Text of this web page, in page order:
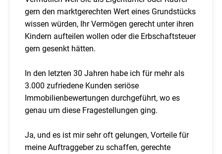
gern den marktgerechten Wert eines Grundstücks
wissen würden, Ihr Vermögen gerecht unter ihren
Kindern aufteilen wollen oder die Erbschaftsteuer
gern gesenkt hätten.
In den letzten 30 Jahren habe ich für mehr als
3.000 zufriedene Kunden seriöse
Immobilienbewertungen durchgeführt, wo es
genau um diese Fragestellungen ging.
Ja, und es ist mir sehr oft gelungen, Vorteile für
meine Auftraggeber zu schaffen, gerechte